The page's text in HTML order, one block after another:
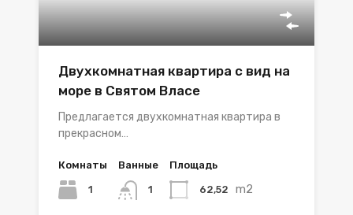
Двухкомнатная квартира с вид на
море в Святом Власе
Предлагается двухкомнатная квартира в
прекрасном…
Комнаты
1
Ванные
1
Площадь
62,52 m2